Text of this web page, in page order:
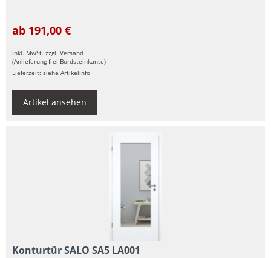
ab 191,00 €
inkl. MwSt.zzgl. Versand
(Anlieferung frei Bordsteinkante)
Lieferzeit: siehe Artikelinfo
Artikel ansehen
Konturtür SALO SA5 LA001